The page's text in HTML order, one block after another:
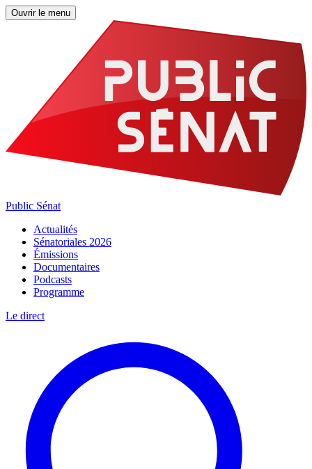
Ouvrir le menu
Public Sénat
Actualités
Sénatoriales 2026
Émissions
Documentaires
Podcasts
Programme
Le direct